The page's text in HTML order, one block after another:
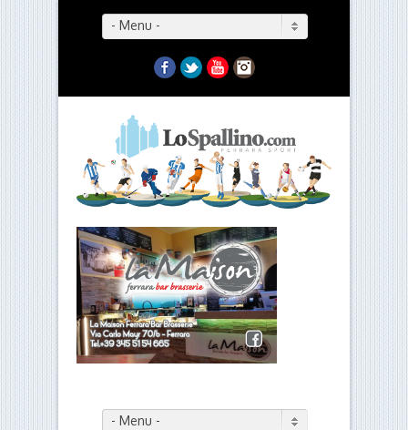
- Menu -
Facebook
TwitterYouTubeInstagram
- Menu -